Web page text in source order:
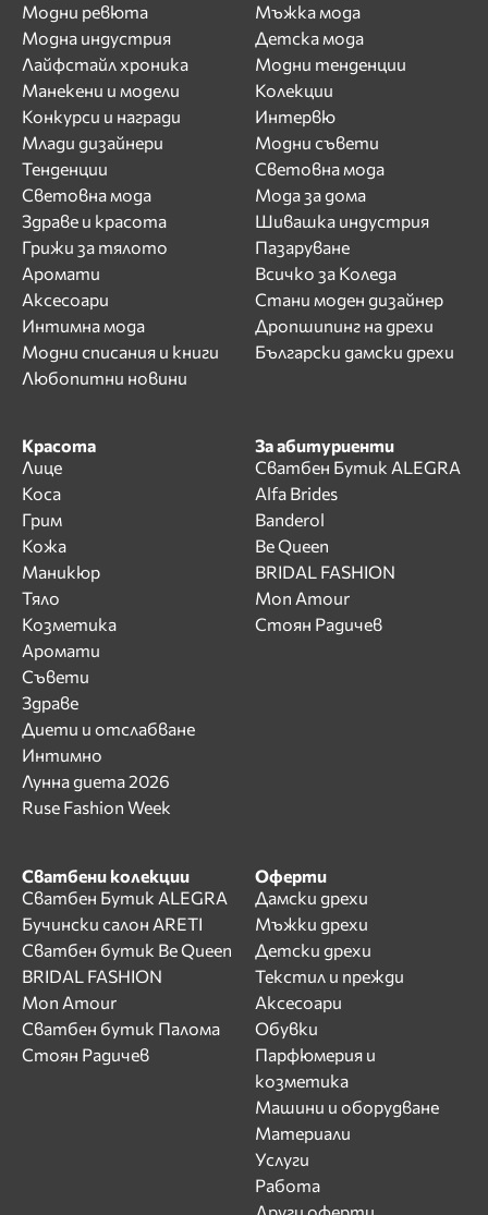
Модни ревюта
Модна индустрия
Лайфстайл хроника
Манекени и модели
Конкурси и награди
Млади дизайнери
Тенденции
Световна мода
Здраве и красота
Грижи за тялото
Аромати
Аксесоари
Интимна мода
Модни списания и книги
Любопитни новини
Мъжка мода
Детска мода
Модни тенденции
Колекции
Интервю
Модни съвети
Световна мода
Мода за дома
Шивашка индустрия
Пазаруване
Всичко за Коледа
Стани моден дизайнер
Дропшипинг на дрехи
Български дамски дрехи
Красота
Лице
Коса
Грим
Кожа
Маникюр
Тяло
Козметика
Аромати
Съвети
Здраве
Диети и отслабване
Интимно
Лунна диета 2026
Ruse Fashion Week
За абитуриенти
Сватбен Бутик ALEGRA
Alfa Brides
Banderol
Be Queen
BRIDAL FASHION
Mon Amour
Стоян Радичев
Сватбени колекции
Сватбен Бутик ALEGRA
Бучински салон ARETI
Сватбен бутик Be Queen
BRIDAL FASHION
Mon Amour
Сватбен бутик Палома
Стоян Радичев
Оферти
Дамски дрехи
Мъжки дрехи
Детски дрехи
Текстил и прежди
Аксесоари
Обувки
Парфюмерия и
козметика
Машини и оборудване
Материали
Услуги
Работа
Други оферти